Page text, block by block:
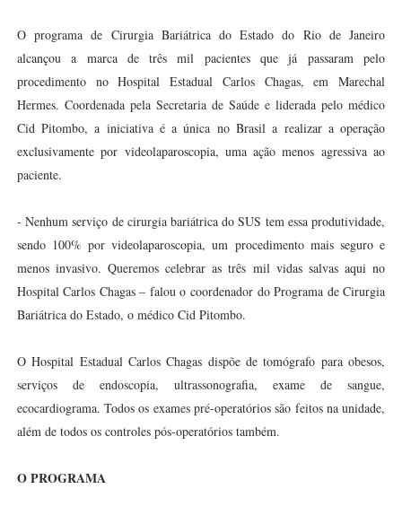
O programa de Cirurgia Bariátrica do Estado do Rio de Janeiro
alcançou a marca de três mil pacientes que já passaram pelo
procedimento no Hospital Estadual Carlos Chagas, em Marechal
Hermes. Coordenada pela Secretaria de Saúde e liderada pelo médico
Cid Pitombo, a iniciativa é a única no Brasil a realizar a operação
exclusivamente por videolaparoscopia, uma ação menos agressiva ao
paciente.
- Nenhum serviço de cirurgia bariátrica do SUS tem essa produtividade,
sendo 100% por videolaparoscopia, um procedimento mais seguro e
menos invasivo. Queremos celebrar as três mil vidas salvas aqui no
Hospital Carlos Chagas – falou o coordenador do Programa de Cirurgia
Bariátrica do Estado, o médico Cid Pitombo.
O Hospital Estadual Carlos Chagas dispõe de tomógrafo para obesos,
serviços de endoscopia, ultrassonografia, exame de sangue,
ecocardiograma. Todos os exames pré-operatórios são feitos na unidade,
além de todos os controles pós-operatórios também.
O PROGRAMA